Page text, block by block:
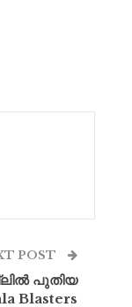
POST
പുതിയ
Blasters